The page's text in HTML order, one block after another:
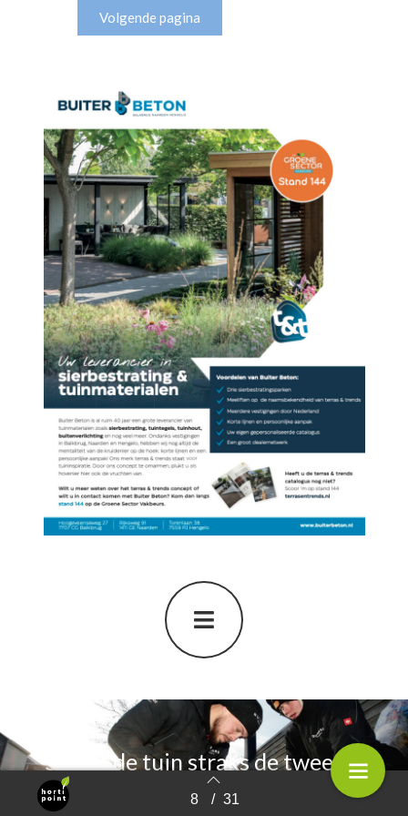
Terug naar overzicht 8 / 31
Volgende pagina
Speelt de tuin straks de tweede
viool?